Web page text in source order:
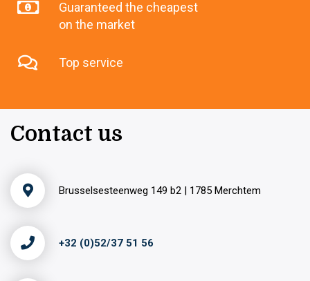
Guaranteed the cheapest
on the market
Top service
Contact us
Brusselsesteenweg 149 b2 | 1785 Merchtem
+32 (0)52/37 51 56